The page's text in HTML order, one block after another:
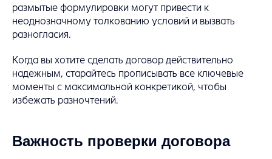
размытые формулировки могут привести к
неоднозначному толкованию условий и вызвать
разногласия.
Когда вы хотите сделать договор действительно
надежным, старайтесь прописывать все ключевые
моменты с максимальной конкретикой, чтобы
избежать разночтений.
Важность проверки договора